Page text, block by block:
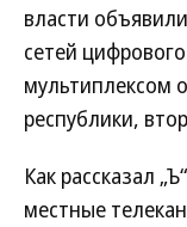
власти
сетей
мультиплексом
республики,
Как рассказал
местные